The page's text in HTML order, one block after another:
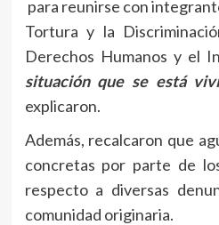
para reunirse con
Tortura y la
Derechos Humanos y el
situación que se está
explicaron.
Además, recalcaron que
concretas por parte de
respecto a diversas
comunidad originaria.